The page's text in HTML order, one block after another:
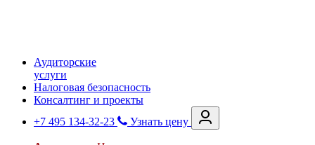
Аудиторские
услуги
Налоговая безопасность
Консалтинг и проекты
+7 495 134-32-23
Узнать цену